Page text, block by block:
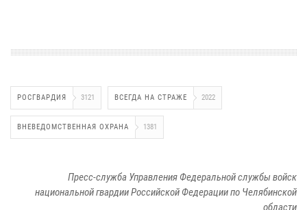
РОСГВАРДИЯ 3121 ВСЕГДА НА СТРАЖЕ 2022
ВНЕВЕДОМСТВЕННАЯ ОХРАНА 1381
Пресс-служба Управления Федеральной службы войск
национальной гвардии Российской Федерации по Челябинской
области